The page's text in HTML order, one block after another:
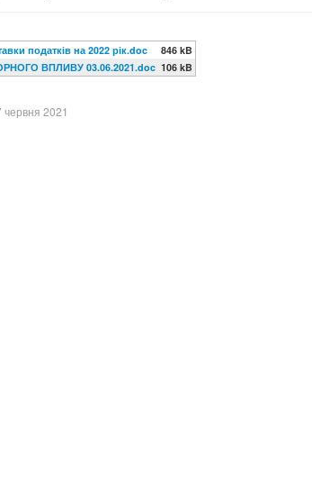
податків на 2022 рік.doc
846 kB
ВПЛИВУ 03.06.2021.doc 106 kB
червня 2021